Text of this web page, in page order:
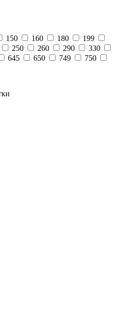
150 160 180
199
250 260 290
330
645 650 749
750